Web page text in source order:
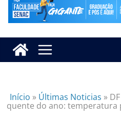
Início » Últimas Noticias »
quente do ano: temperatura